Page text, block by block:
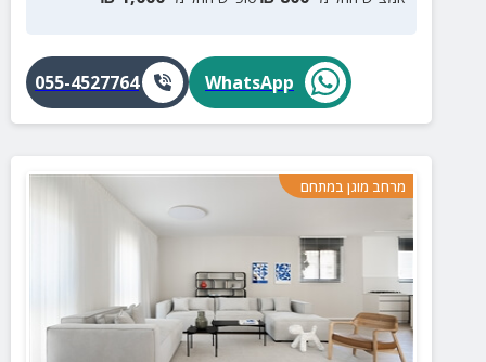
WhatsApp
055-4527764
מרחב מוגן במתחם